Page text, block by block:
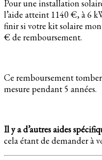
Pour une installation
l’aide atteint 1140 €, à 6
finir si votre kit solaire
€ de remboursement.
Ce remboursement
mesure pendant 5 années.
Il y a d’autres aides
cela étant de demander à